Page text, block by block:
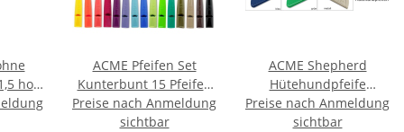
hot
ACME Pfeifen Set
Kunterbunt 15 Pfeifen
mit Pfeifenband
Preise nach Anmeldung
sichtbar
ACME Shepherd
Hütehundpfeife
Hundepfeife Hütepfeife
Pfeife
Preise nach Anmeldung
sichtbar